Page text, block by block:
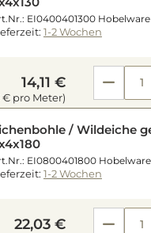
EI0400401300 Hobelware
1-2 Wochen
14,11 €
€ pro Meter)
/ Wildeiche
EI0800401800 Hobelware
1-2 Wochen
22,03 €